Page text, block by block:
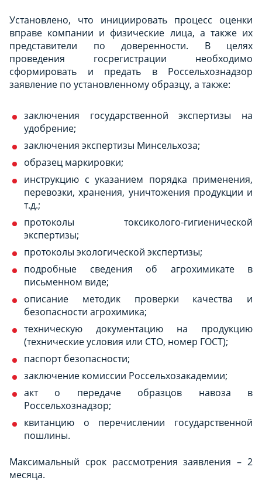
Установлено, что инициировать процесс оценки
вправе компании и физические лица, а также их
представители по доверенности. В целях
проведения госрегистрации необходимо
сформировать и предать в Россельхознадзор
заявление по установленному образцу, а также:
заключения государственной экспертизы на
удобрение;
заключения экспертизы Минсельхоза;
образец маркировки;
инструкцию с указанием порядка применения,
перевозки, хранения, уничтожения продукции и
т.д.;
протоколы токсиколого-гигиенической
экспертизы;
протоколы экологической экспертизы;
подробные сведения об агрохимикате в
письменном виде;
описание методик проверки качества и
безопасности агрохимика;
техническую документацию на продукцию
(технические условия или СТО, номер ГОСТ);
паспорт безопасности;
заключение комиссии Россельхозакадемии;
акт о передаче образцов навоза в
Россельхознадзор;
квитанцию о перечислении государственной
пошлины.
Максимальный срок рассмотрения заявления – 2
месяца.